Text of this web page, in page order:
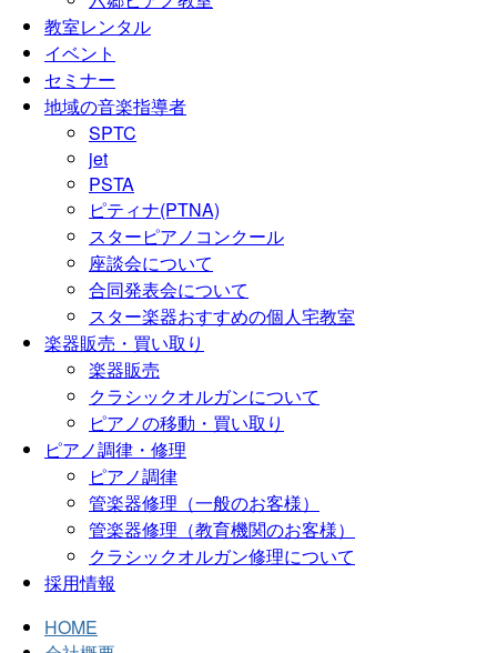
教室レンタル
イベント
セミナー
地域の音楽指導者
SPTC
jet
PSTA
ピティナ(PTNA)
スターピアノコンクール
座談会について
合同発表会について
スター楽器おすすめの個人宅教室
楽器販売・買い取り
楽器販売
クラシックオルガンについて
ピアノの移動・買い取り
ピアノ調律・修理
ピアノ調律
管楽器修理（一般のお客様）
管楽器修理（教育機関のお客様）
クラシックオルガン修理について
採用情報
HOME